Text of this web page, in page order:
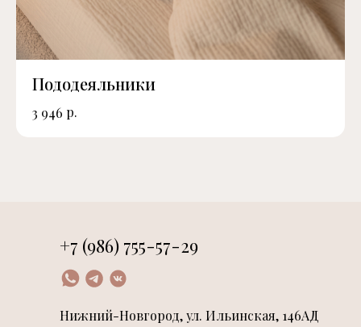
Пододеяльники
3 946 р.
+7 (986) 755-57-29
Нижний-Новгород, ул. Ильинская, 146АД